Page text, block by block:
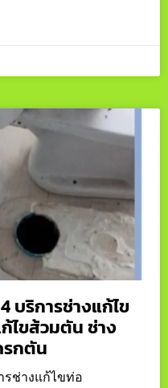
บริการช่างแก้ไข
ไขส้วมตัน ช่าง
รกตัน
รช่างแก้ไขท่อ